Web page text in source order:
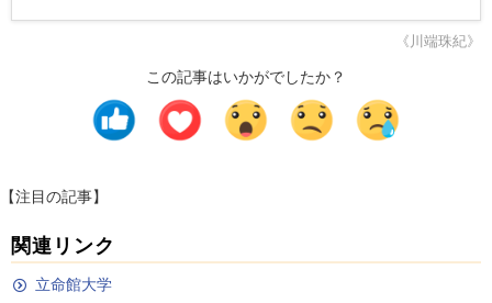
《川端珠紀》
この記事はいかがでしたか？
【注目の記事】
関連リンク
立命館大学